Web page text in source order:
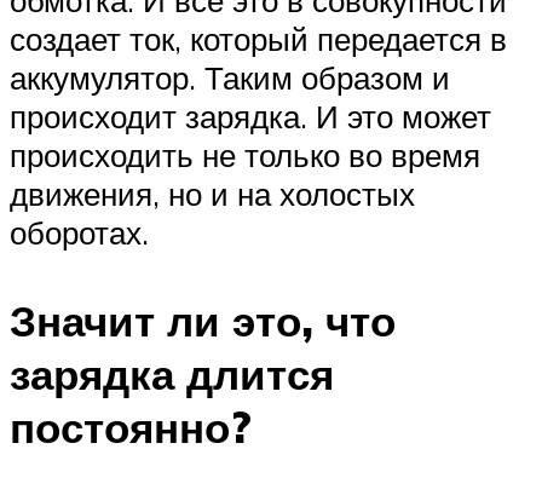
создает ток, который передается в
аккумулятор. Таким образом и
происходит зарядка. И это может
происходить не только во время
движения, но и на холостых
оборотах.
Значит ли это, что
зарядка длится
постоянно?